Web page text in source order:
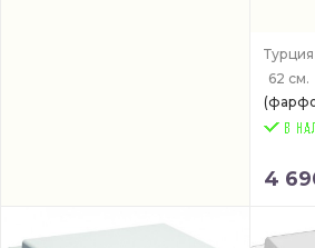
Турция
62 см.
4